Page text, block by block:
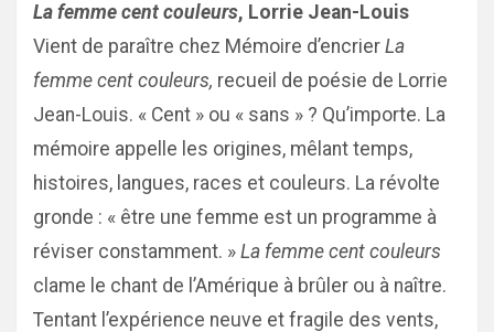
La femme cent couleurs, Lorrie Jean-Louis
Vient de paraître chez Mémoire d’encrier La
femme cent couleurs, recueil de poésie de Lorrie
Jean-Louis. « Cent » ou « sans » ? Qu’importe. La
mémoire appelle les origines, mêlant temps,
histoires, langues, races et couleurs. La révolte
gronde : « être une femme est un programme à
réviser constamment. » La femme cent couleurs
clame le chant de l’Amérique à brûler ou à naître.
Tentant l’expérience neuve et fragile des vents,